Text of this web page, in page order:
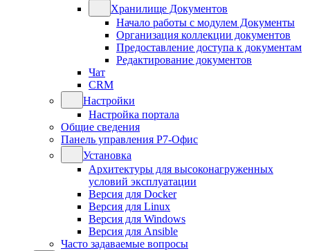
Хранилище Документов
Начало работы с модулем Документы
Организация коллекции документов
Предоставление доступа к документам
Редактирование документов
Чат
CRM
Настройки
Настройка портала
Общие сведения
Панель управления Р7-Офис
Установка
Архитектуры для высоконагруженных
условий эксплуатации
Версия для Docker
Версия для Linux
Версия для Windows
Версия для Ansible
Часто задаваемые вопросы